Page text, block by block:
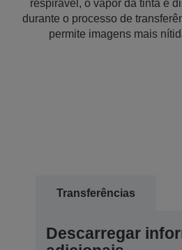
respirável, o vapor da tinta é
durante o processo de
permite imagens mais
Transferências
Descarregar